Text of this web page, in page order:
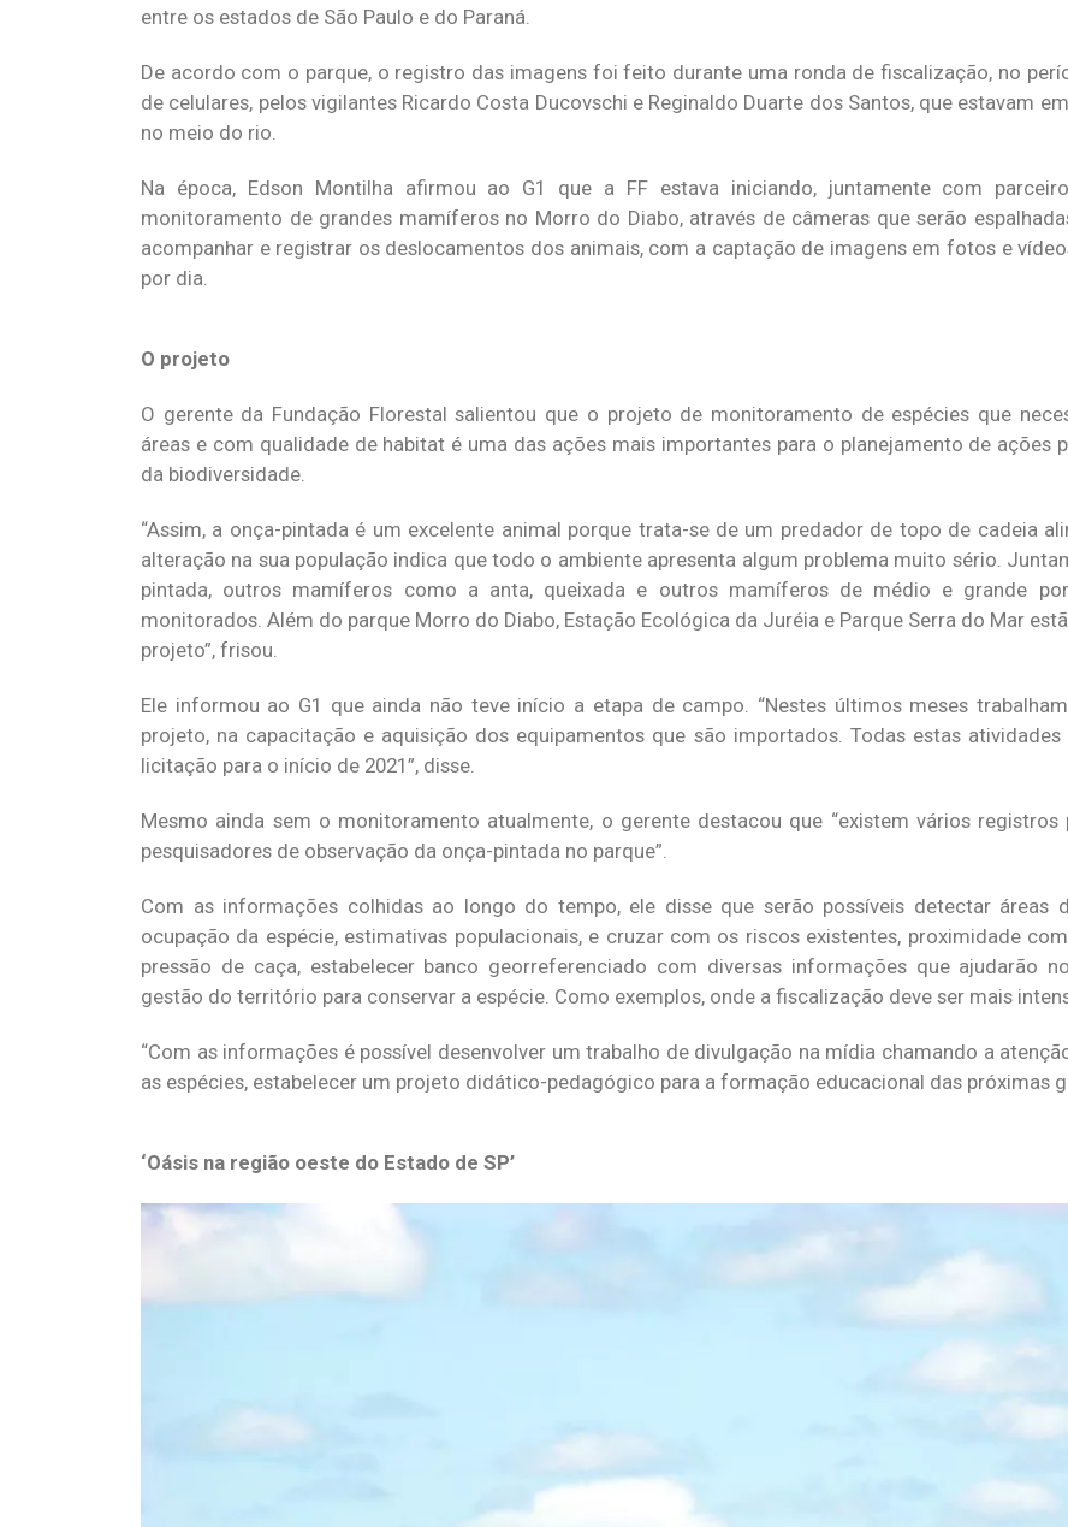
entre os estados de São Paulo e do Paraná.
De acordo com o parque, o registro das imagens foi feito durante uma ronda de fiscalização, no
de celulares, pelos vigilantes Ricardo Costa Ducovschi e Reginaldo Duarte dos Santos, que estavam
no meio do rio.
Na época, Edson Montilha afirmou ao G1 que a FF estava iniciando, juntamente com
monitoramento de grandes mamíferos no Morro do Diabo, através de câmeras que serão
acompanhar e registrar os deslocamentos dos animais, com a captação de imagens em fotos e
por dia.
O projeto
O gerente da Fundação Florestal salientou que o projeto de monitoramento de espécies que
áreas e com qualidade de habitat é uma das ações mais importantes para o planejamento de ações
da biodiversidade.
“Assim, a onça-pintada é um excelente animal porque trata-se de um predador de topo de cadeia
alteração na sua população indica que todo o ambiente apresenta algum problema muito sério.
pintada, outros mamíferos como a anta, queixada e outros mamíferos de médio e grande
monitorados. Além do parque Morro do Diabo, Estação Ecológica da Juréia e Parque Serra do Mar
projeto”, frisou.
Ele informou ao G1 que ainda não teve início a etapa de campo. “Nestes últimos meses
projeto, na capacitação e aquisição dos equipamentos que são importados. Todas estas
licitação para o início de 2021”, disse.
Mesmo ainda sem o monitoramento atualmente, o gerente destacou que “existem vários
pesquisadores de observação da onça-pintada no parque”.
Com as informações colhidas ao longo do tempo, ele disse que serão possíveis detectar áreas
ocupação da espécie, estimativas populacionais, e cruzar com os riscos existentes, proximidade
pressão de caça, estabelecer banco georreferenciado com diversas informações que ajudarão
gestão do território para conservar a espécie. Como exemplos, onde a fiscalização deve ser mais
“Com as informações é possível desenvolver um trabalho de divulgação na mídia chamando a
as espécies, estabelecer um projeto didático-pedagógico para a formação educacional das próximas
‘Oásis na região oeste do Estado de SP’